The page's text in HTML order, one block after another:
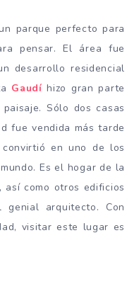
parque perfecto para
pensar. El área fue
desarrollo residencial
Gaudí hizo gran parte
Sólo dos casas
fue vendida más tarde
en uno de los
Es el hogar de la
así como otros edificios
arquitecto. Con
visitar este lugar es